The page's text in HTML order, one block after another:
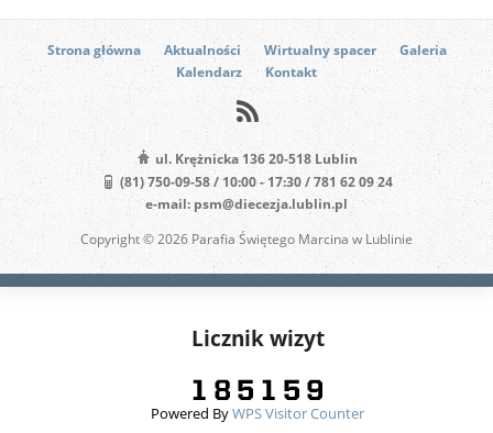
Strona główna Aktualności Wirtualny spacer
Galeria
Kalendarz
Kontakt
ul. Krężnicka 136 20-518 Lublin
(81) 750-09-58 / 10:00 - 17:30 / 781 62 09 24
e-mail: psm@diecezja.lublin.pl
Copyright © 2026 Parafia Świętego Marcina w Lublinie
Licznik wizyt
Powered ByWPS Visitor Counter